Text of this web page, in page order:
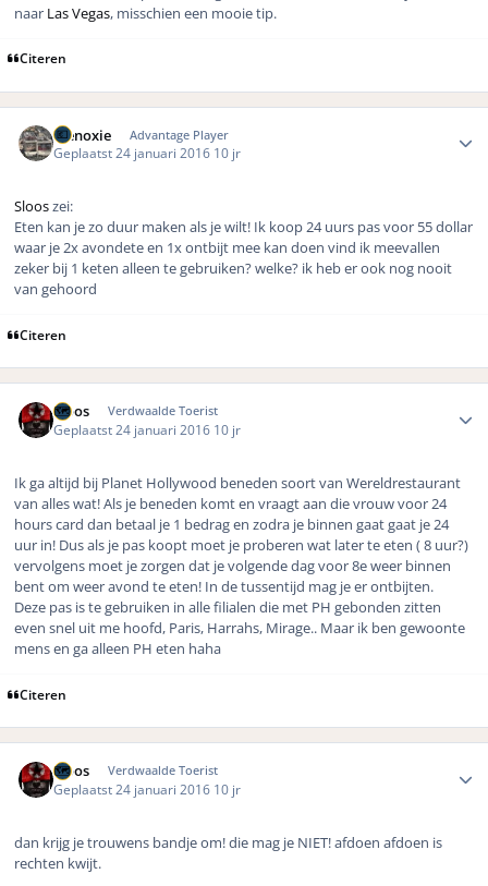
naar Las Vegas, misschien een mooie tip.
Citeren
menoxie Advantage Player
Geplaatst 24 januari 2016 10 jr
Slooszei:
Eten kan je zo duur maken als je wilt! Ik koop 24 uurs pas voor 55 dollar
waar je 2x avondete en 1x ontbijt mee kan doen vind ik meevallen
zeker bij 1 keten alleen te gebruiken? welke? ik heb er ook nog nooit
van gehoord
Citeren
Sloos Verdwaalde Toerist
Geplaatst 24 januari 2016 10 jr
Ik ga altijd bij Planet Hollywood beneden soort van Wereldrestaurant
van alles wat! Als je beneden komt en vraagt aan die vrouw voor 24
hours card dan betaal je 1 bedrag en zodra je binnen gaat gaat je 24
uur in! Dus als je pas koopt moet je proberen wat later te eten ( 8 uur?)
vervolgens moet je zorgen dat je volgende dag voor 8e weer binnen
bent om weer avond te eten! In de tussentijd mag je er ontbijten.
Deze pas is te gebruiken in alle filialen die met PH gebonden zitten
even snel uit me hoofd, Paris, Harrahs, Mirage.. Maar ik ben gewoonte
mens en ga alleen PH eten haha
Citeren
Sloos Verdwaalde Toerist
Geplaatst 24 januari 2016 10 jr
dan krijg je trouwens bandje om! die mag je NIET! afdoen afdoen is
rechten kwijt.